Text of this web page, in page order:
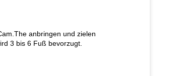
anbringen und zielen
3 bis 6 Fuß bevorzugt.